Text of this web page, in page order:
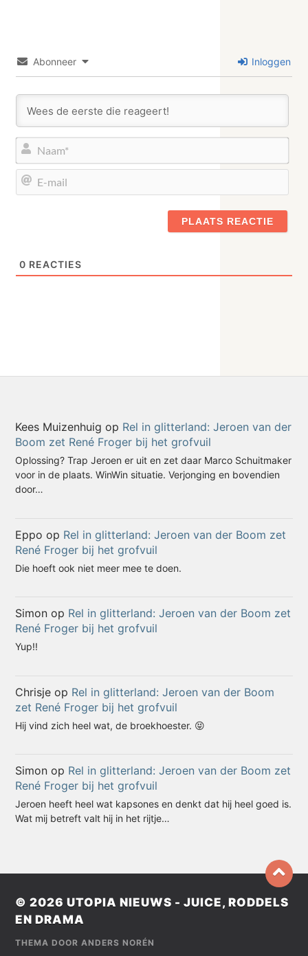
Abonneer Inloggen
0 REACTIES
Kees Muizenhuig op Rel in glitterland: Jeroen van der
Boom zet René Froger bij het grofvuil
Oplossing? Trap Jeroen er uit en zet daar Marco Schuitmaker
voor in de plaats. WinWin situatie. Verjonging en bovendien
door…
Eppo op Rel in glitterland: Jeroen van der Boom zet
René Froger bij het grofvuil
Die hoeft ook niet meer mee te doen.
Simon op Rel in glitterland: Jeroen van der Boom zet
René Froger bij het grofvuil
Yup!!
Chrisje op Rel in glitterland: Jeroen van der Boom
zet René Froger bij het grofvuil
Hij vind zich heel wat, de broekhoester. 😝
Simon op Rel in glitterland: Jeroen van der Boom zet
René Froger bij het grofvuil
Jeroen heeft heel wat kapsones en denkt dat hij heel goed is.
Wat mij betreft valt hij in het rijtje…
© 2026UTOPIA NIEUWS - JUICE, RODDELS
EN DRAMA
THEMA DOORANDERS NORÉN